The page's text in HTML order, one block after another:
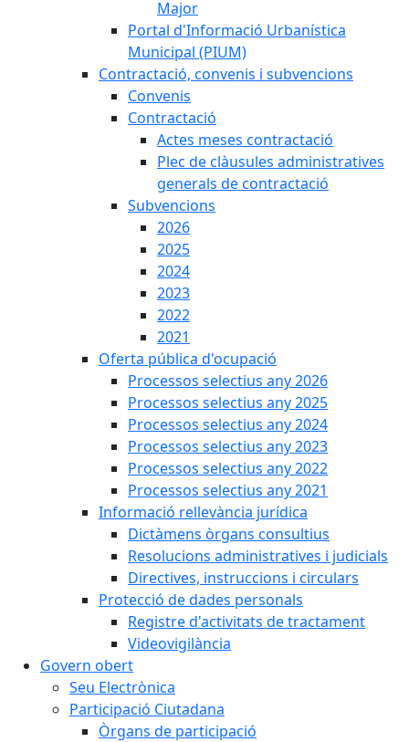
Major
Portal d'Informació Urbanística
Municipal (PIUM)
Contractació, convenis i subvencions
Convenis
Contractació
Actes meses contractació
Plec de clàusules administratives
generals de contractació
Subvencions
2026
2025
2024
2023
2022
2021
Oferta pública d'ocupació
Processos selectius any 2026
Processos selectius any 2025
Processos selectius any 2024
Processos selectius any 2023
Processos selectius any 2022
Processos selectius any 2021
Informació rellevància jurídica
Dictàmens òrgans consultius
Resolucions administratives i judicials
Directives, instruccions i circulars
Protecció de dades personals
Registre d'activitats de tractament
Videovigilància
Govern obert
Seu Electrònica
Participació Ciutadana
Òrgans de participació